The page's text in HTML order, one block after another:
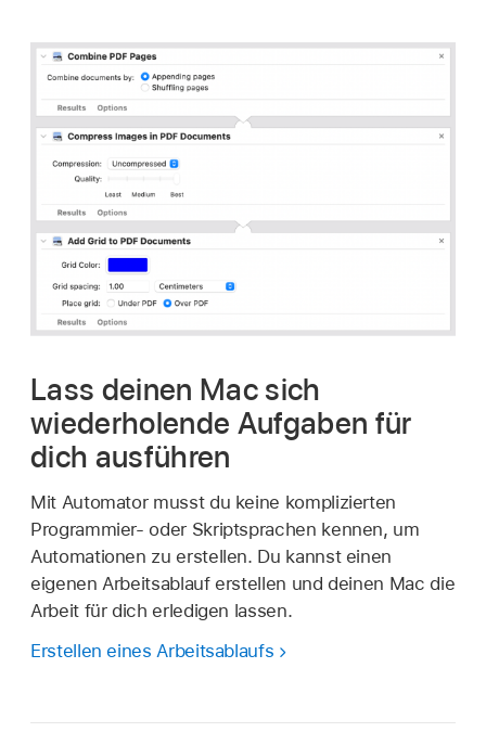
Lass deinen Mac sich
wiederholende Aufgaben für
dich ausführen
Mit Automator musst du keine komplizierten
Programmier- oder Skriptsprachen kennen, um
Automationen zu erstellen. Du kannst einen
eigenen Arbeitsablauf erstellen und deinen Mac die
Arbeit für dich erledigen lassen.
Erstellen eines Arbeitsablaufs